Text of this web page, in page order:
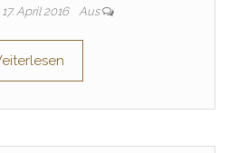
17. April 2016 Aus